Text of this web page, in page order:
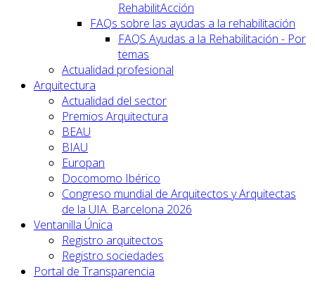
RehabilitAcción
FAQs sobre las ayudas a la rehabilitación
FAQS Ayudas a la Rehabilitación - Por
temas
Actualidad profesional
Arquitectura
Actualidad del sector
Premios Arquitectura
BEAU
BIAU
Europan
Docomomo Ibérico
Congreso mundial de Arquitectos y Arquitectas
de la UIA. Barcelona 2026
Ventanilla Única
Registro arquitectos
Registro sociedades
Portal de Transparencia